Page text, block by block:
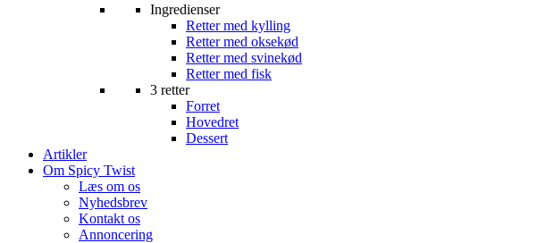
Ingredienser
Retter med kylling
Retter med oksekød
Retter med svinekød
Retter med fisk
3 retter
Forret
Hovedret
Dessert
Artikler
Om Spicy Twist
Læs om os
Nyhedsbrev
Kontakt os
Annoncering